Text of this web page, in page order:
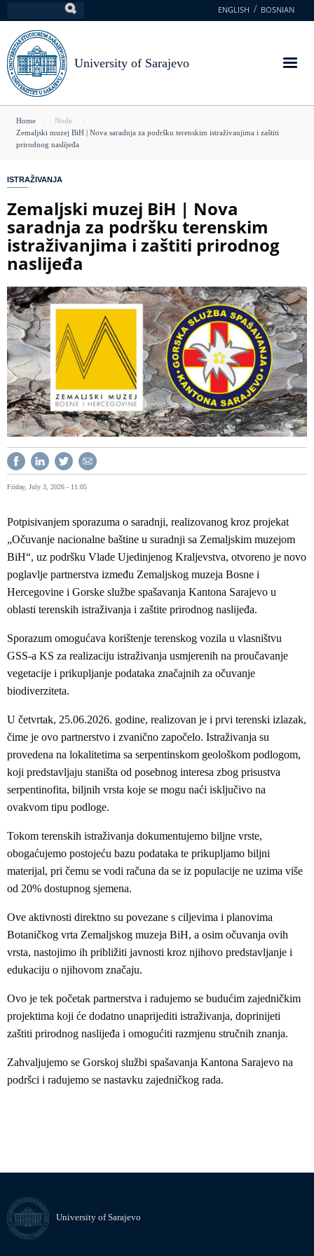
to
main
content
ENGLISH BOSNIAN
University of Sarajevo
You
are
Home
Node
Zemaljski muzej BiH | Nova saradnja za podršku terenskim istraživanjima i zaštiti
prirodnog naslijeđa
ISTRAŽIVANJA
Zemaljski muzej BiH | Nova
saradnja za podršku terenskim
istraživanjima i zaštiti prirodnog
naslijeđa
Friday, July 3, 2026 - 11:05
Potpisivanjem sporazuma o saradnji, realizovanog kroz projekat
„Očuvanje nacionalne baštine u suradnji sa Zemaljskim muzejom
BiH“, uz podršku Vlade Ujedinjenog Kraljevstva, otvoreno je novo
poglavlje partnerstva između Zemaljskog muzeja Bosne i
Hercegovine i Gorske službe spašavanja Kantona Sarajevo u
oblasti terenskih istraživanja i zaštite prirodnog naslijeđa.
Sporazum omogućava korištenje terenskog vozila u vlasništvu
GSS-a KS za realizaciju istraživanja usmjerenih na proučavanje
vegetacije i prikupljanje podataka značajnih za očuvanje
biodiverziteta.
U četvrtak, 25.06.2026. godine, realizovan je i prvi terenski izlazak,
čime je ovo partnerstvo i zvanično započelo. Istraživanja su
provedena na lokalitetima sa serpentinskom geološkom podlogom,
koji predstavljaju staništa od posebnog interesa zbog prisustva
serpentinofita, biljnih vrsta koje se mogu naći isključivo na
ovakvom tipu podloge.
Tokom terenskih istraživanja dokumentujemo biljne vrste,
obogaćujemo postojeću bazu podataka te prikupljamo biljni
materijal, pri čemu se vodi računa da se iz populacije ne uzima više
od 20% dostupnog sjemena.
Ove aktivnosti direktno su povezane s ciljevima i planovima
Botaničkog vrta Zemaljskog muzeja BiH, a osim očuvanja ovih
vrsta, nastojimo ih približiti javnosti kroz njihovo predstavljanje i
edukaciju o njihovom značaju.
Ovo je tek početak partnerstva i radujemo se budućim zajedničkim
projektima koji će dodatno unaprijediti istraživanja, doprinijeti
zaštiti prirodnog naslijeđa i omogućiti razmjenu stručnih znanja.
Zahvaljujemo se Gorskoj službi spašavanja Kantona Sarajevo na
podršci i radujemo se nastavku zajedničkog rada.
University of Sarajevo